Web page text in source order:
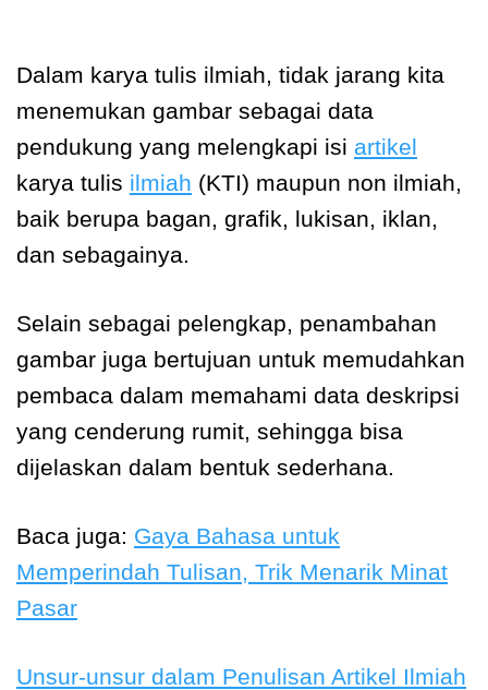
Dalam karya tulis ilmiah, tidak jarang kita
menemukan gambar sebagai data
pendukung yang melengkapi isi artikel
karya tulis ilmiah (KTI) maupun non ilmiah,
baik berupa bagan, grafik, lukisan, iklan,
dan sebagainya.
Selain sebagai pelengkap, penambahan
gambar juga bertujuan untuk memudahkan
pembaca dalam memahami data deskripsi
yang cenderung rumit, sehingga bisa
dijelaskan dalam bentuk sederhana.
Baca juga: Gaya Bahasa untuk
Memperindah Tulisan, Trik Menarik Minat
Pasar
Unsur-unsur dalam Penulisan Artikel Ilmiah